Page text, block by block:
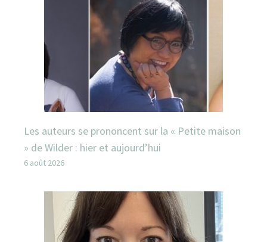
Les auteurs se prononcent sur la « Petite maison
» de Wilder : hier et aujourd’hui
6 août 2026